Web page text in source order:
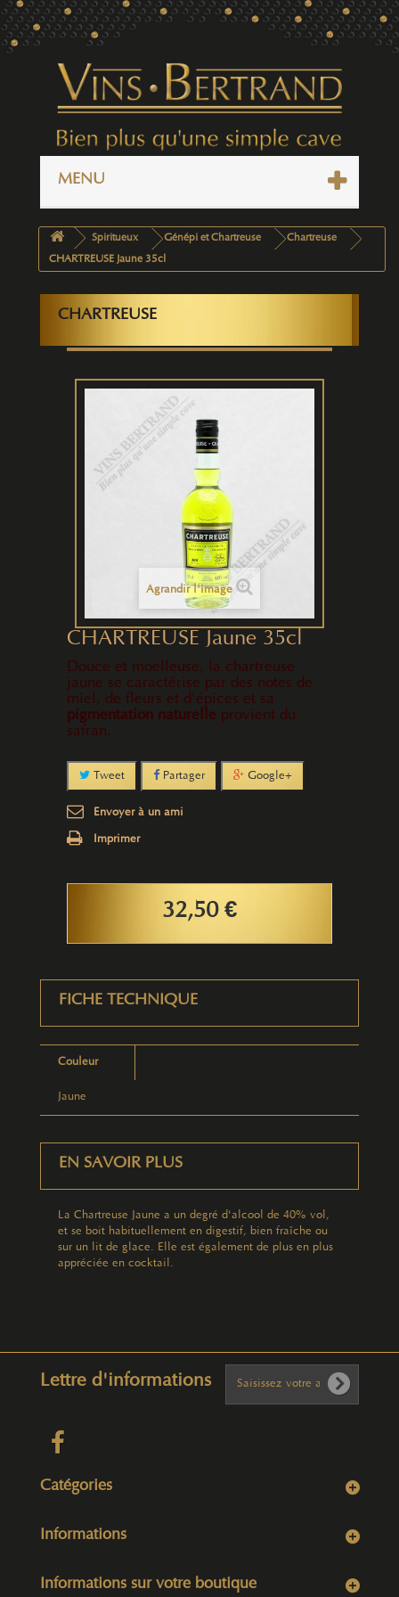
MENU
Spiritueux Génépi et Chartreuse Chartreuse
CHARTREUSE Jaune 35cl
CHARTREUSE
Agrandir l'image
CHARTREUSE Jaune 35cl
Douce et moelleuse, la chartreuse
jaune se caractérise par des notes de
miel, de fleurs et d'épices et sa
pigmentation naturelle provient du
safran.
Tweet Partager Google+
Envoyer à un ami
Imprimer
32,50 €
FICHE TECHNIQUE
Couleur
Jaune
EN SAVOIR PLUS
La Chartreuse Jaune a un degré d'alcool de 40% vol,
et se boit habituellement en digestif, bien fraîche ou
sur un lit de glace. Elle est également de plus en plus
appréciée en cocktail.
Lettre d'informations
Catégories
Informations
Informations sur votre boutique